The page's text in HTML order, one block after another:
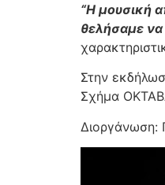
“Η μουσική
θελήσαμε να
Στην
Σχήμα
Διοργάνωση: